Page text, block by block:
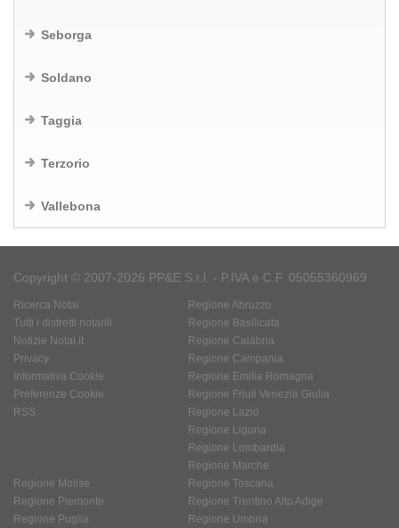
Seborga
Soldano
Taggia
Terzorio
Vallebona
Copyright © 2007-2026 PP&E S.r.l. - P.IVA e C.F. 05055360969
Ricerca Notai
Tutti i distretti notarili
Notizie Notai.it
Privacy
Informativa Cookie
Preferenze Cookie
RSS
Regione Abruzzo
Regione Basilicata
Regione Calabria
Regione Campania
Regione Emilia Romagna
Regione Friuli Venezia Giulia
Regione Lazio
Regione Liguria
Regione Lombardia
Regione Marche
Regione Molise
Regione Piemonte
Regione Puglia
Regione Toscana
Regione Trentino Alto Adige
Regione Umbria